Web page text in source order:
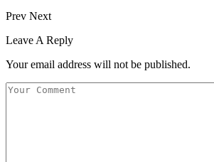
Prev Next
Leave A Reply
Your email address will not be published.